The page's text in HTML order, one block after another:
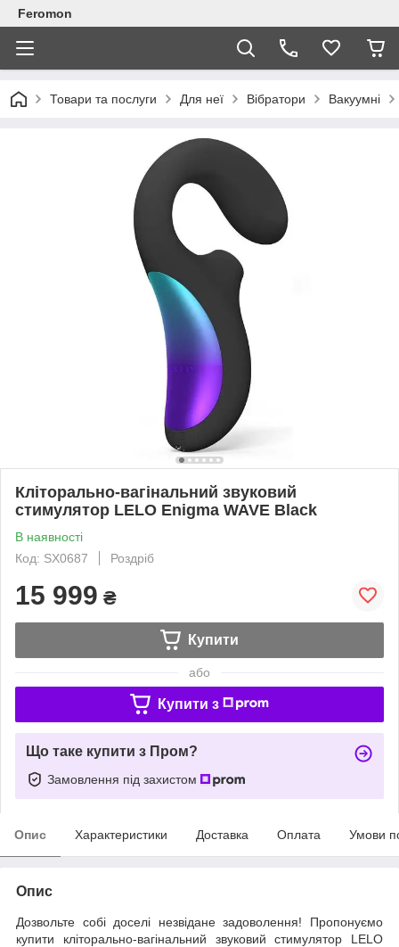
Feromon
Товари та послуги Для неї Вібратори Вакуумні
Кліторально-вагінальний звуковий
стимулятор LELO Enigma WAVE Black
В наявності
Код: SX0687
Роздріб
15 999 ₴
Купити
або
Купити з
Що таке купити з Пром?
Замовлення під захистом
Опис Характеристики Доставка Оплата Умови
Опис
Дозвольте собі доселі незвідане задоволення! Пропонуємо
купити кліторально-вагінальний звуковий стимулятор LELO